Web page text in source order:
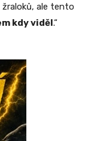
ale tento
kdy viděl.“